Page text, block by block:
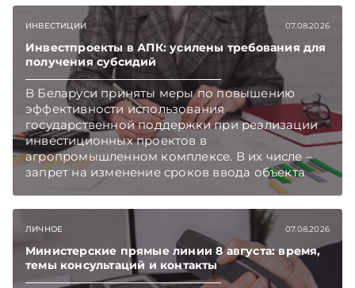
ИНВЕСТИЦИИ 07.08.2026
Инвестпроекты в АПК: усилены требования для
получения субсидий
В Беларуси приняты меры по повышению
эффективности использования
государственной поддержки при реализации
инвестиционных проектов в
агропромышленном комплексе. В их числе –
запрет на изменение сроков ввода объекта
инвестиций в эксплуатацию и его выхода на
Telegram‑канал и Viber. Главное об экономике
Беларуси — раньше, чем в новостях
TelegramViber
ЛИЧНОЕ 07.08.2026
Министерские прямые линии 8 августа: время,
темы консультаций и контакты